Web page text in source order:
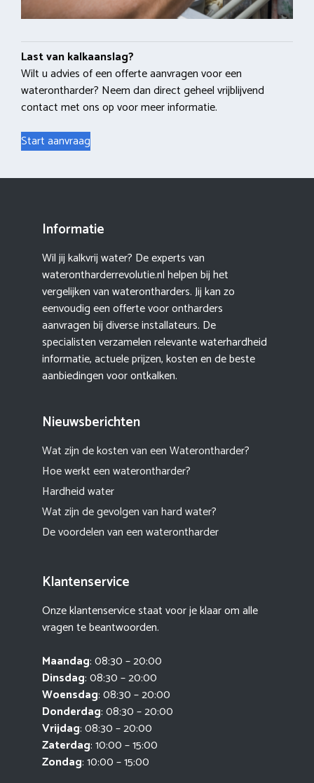
Last van kalkaanslag?
Wilt u advies of een offerte aanvragen voor een
waterontharder? Neem dan direct geheel vrijblijvend
contact met ons op voor meer informatie.
Start aanvraag
Informatie
Wil jij kalkvrij water? De experts van
waterontharderrevolutie.nl helpen bij het
vergelijken van waterontharders. Jij kan zo
eenvoudig een offerte voor ontharders
aanvragen bij diverse installateurs. De
specialisten verzamelen relevante waterhardheid
informatie, actuele prijzen, kosten en de beste
aanbiedingen voor ontkalken.
Nieuwsberichten
Wat zijn de kosten van een Waterontharder?
Hoe werkt een waterontharder?
Hardheid water
Wat zijn de gevolgen van hard water?
De voordelen van een waterontharder
Klantenservice
Onze klantenservice staat voor je klaar om alle
vragen te beantwoorden.
Maandag: 08:30 – 20:00
Dinsdag: 08:30 – 20:00
Woensdag: 08:30 – 20:00
Donderdag: 08:30 – 20:00
Vrijdag: 08:30 – 20:00
Zaterdag: 10:00 – 15:00
Zondag: 10:00 – 15:00